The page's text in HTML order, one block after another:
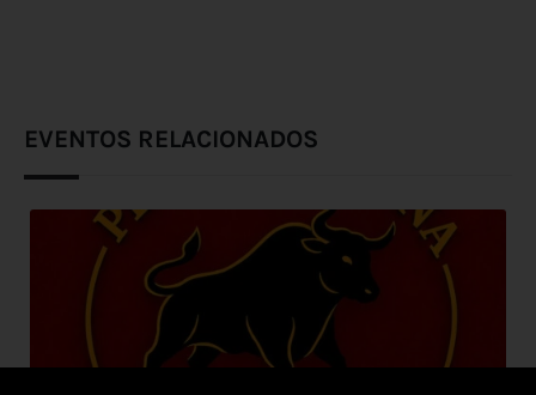
EVENTOS RELACIONADOS